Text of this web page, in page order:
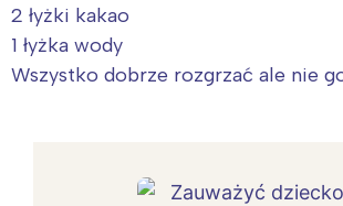
2 łyżki kakao
1 łyżka wody
Wszystko dobrze rozgrzać ale nie